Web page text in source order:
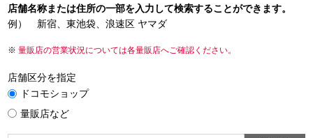
店舗名称または住所の一部を入力して検索することができます。
例） 新宿、東池袋、浪速区 ヤマダ
量販店の営業状況については各量販店へご確認ください。
店舗区分を指定
ドコモショップ
量販店など